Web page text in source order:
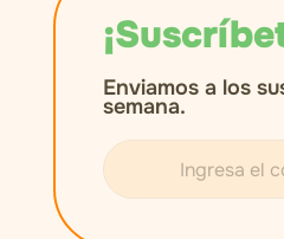
Enviamos a los
semana.